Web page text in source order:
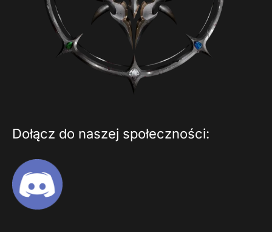
Dołącz do naszej społeczności: